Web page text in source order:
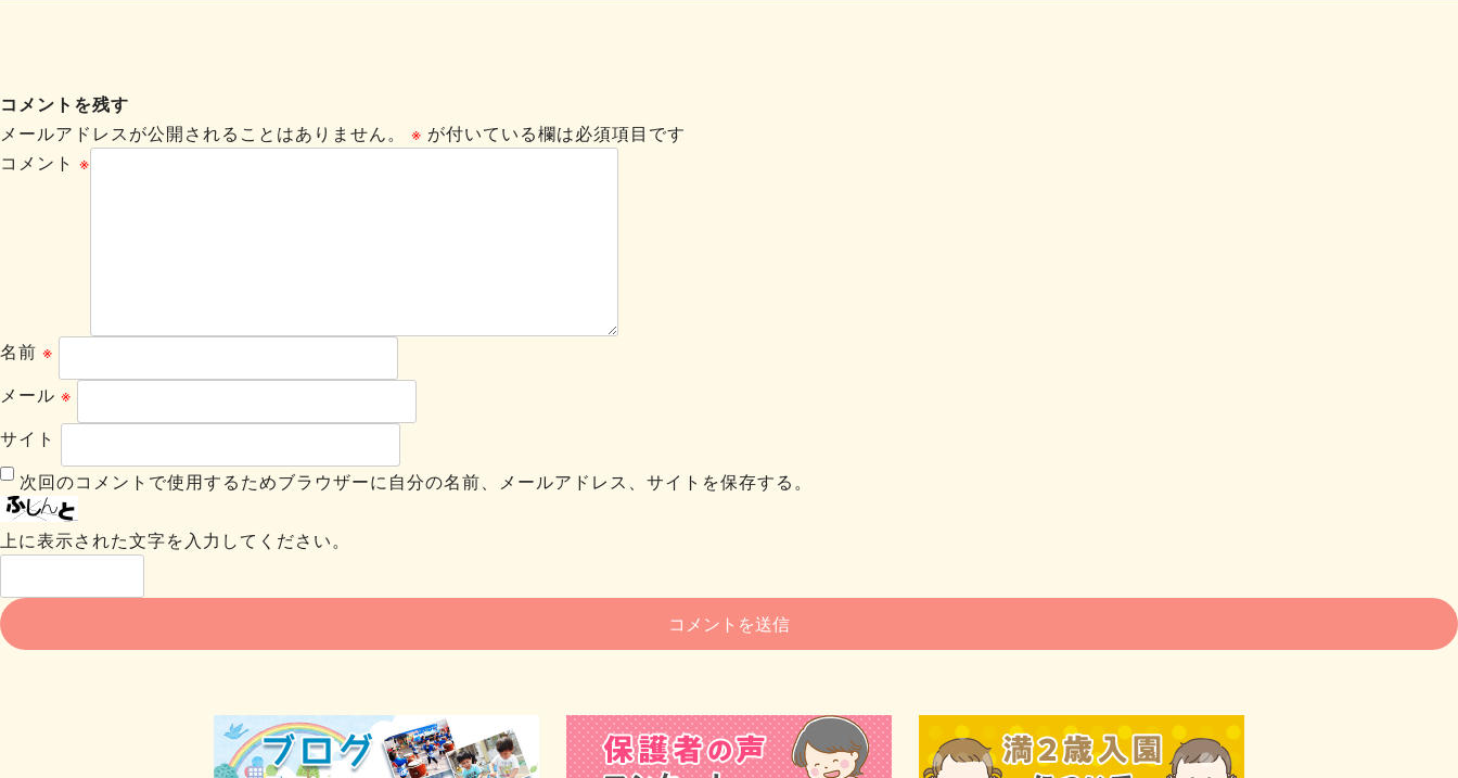
コメントを残す
メールアドレスが公開されることはありません。
※ が付いている欄は必須項目です
コメント ※
名前 ※
メール ※
サイト
次回のコメントで使用するためブラウザーに自分の名前、メールアドレス、サイトを保存する。
上に表示された文字を入力してください。